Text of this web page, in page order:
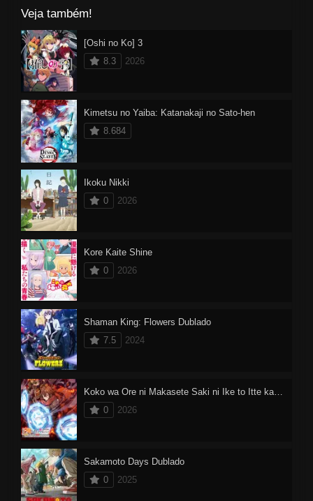
Veja também!
[Oshi no Ko] 3
8.3
2026
Kimetsu no Yaiba: Katanakaji no Sato-hen
8.684
Ikoku Nikki
0
2026
Kore Kaite Shine
0
2026
Shaman King: Flowers Dublado
7.5
2024
0
2026
Sakamoto Days Dublado
0
2025